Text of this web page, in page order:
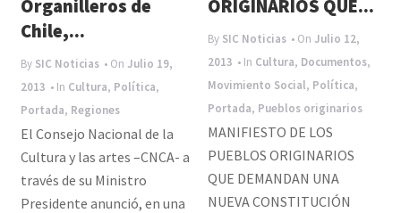
Organilleros de
Chile,...
By SIC Noticias • OnJulio 19,
2013 • In Cultura, Política,
Portada, Regiones
El Consejo Nacional de la
Cultura y las artes –CNCA- a
través de su Ministro
Presidente anunció, en una
ORIGINARIOS QUE...
By SIC Noticias • OnJulio 12,
2013 • In Cultura, Documentos,
Movimiento Social, Política,
Portada, Pueblos originarios
MANIFIESTO DE LOS
PUEBLOS ORIGINARIOS
QUE DEMANDAN UNA
NUEVA CONSTITUCIÓN